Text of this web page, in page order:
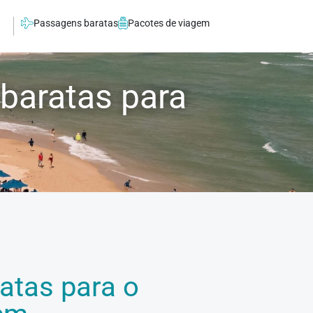
Passagens baratas Pacotes de viagem
para
para o